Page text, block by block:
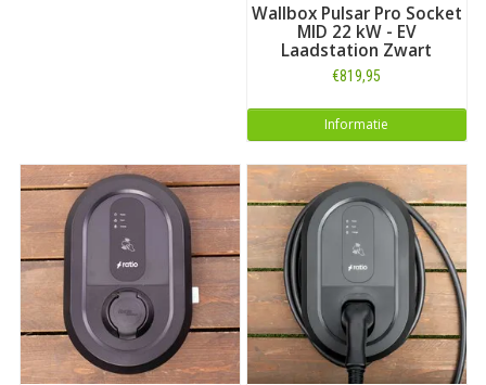
Wallbox Pulsar Pro Socket
MID 22 kW - EV
Laadstation Zwart
€819,95
Informatie